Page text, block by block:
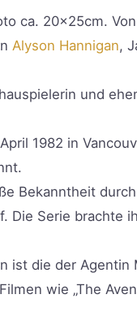
ca. 20x25cm.
Alyson Hannigan,
und
1982 in
Bekanntheit
Die Serie
ist die der
wie „The